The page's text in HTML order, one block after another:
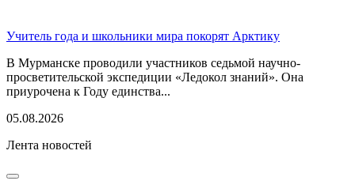
Учитель года и школьники мира покорят Арктику
В Мурманске проводили участников седьмой научно-
просветительской экспедиции «Ледокол знаний». Она
приурочена к Году единства...
05.08.2026
Лента новостей